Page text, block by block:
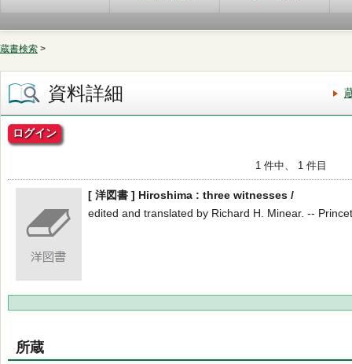
蔵書検索 >
資料詳細
ログイン
1 件中、 1 件目
[ 洋図書 ] Hiroshima : three witnesses /
edited and translated by Richard H. Minear. --
所蔵